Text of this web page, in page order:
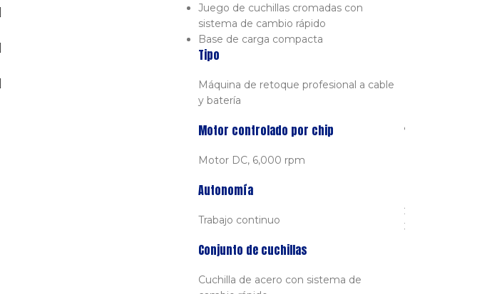
Juego de cuchillas cromadas con
sistema de cambio rápido
Base de carga compacta
Tipo
Máquina de retoque profesional a cable
y batería
Motor controlado por chip
Motor DC, 6,000 rpm
Autonomía
Trabajo continuo
Conjunto de cuchillas
Cuchilla de acero con sistema de